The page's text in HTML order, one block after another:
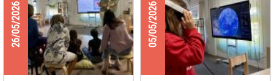
26/05/2026 05/05/2026